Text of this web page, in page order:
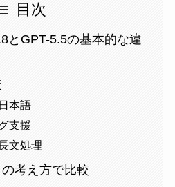
目次
とGPT-5.5の基本的な違
本語
支援
文処理
考え方で比較